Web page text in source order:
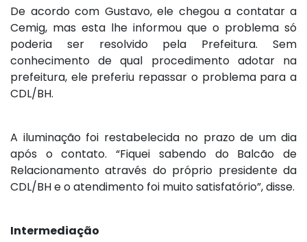
De acordo com Gustavo, ele chegou a contatar a
Cemig, mas esta lhe informou que o problema só
poderia ser resolvido pela Prefeitura. Sem
conhecimento de qual procedimento adotar na
prefeitura, ele preferiu repassar o problema para a
CDL/BH.
A iluminação foi restabelecida no prazo de um dia
após o contato. “Fiquei sabendo do Balcão de
Relacionamento através do próprio presidente da
CDL/BH e o atendimento foi muito satisfatório”, disse.
Intermediação